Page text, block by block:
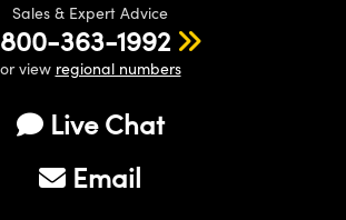
Sales & Expert Advice
363-1992
or view regional numbers
Live Chat
Email